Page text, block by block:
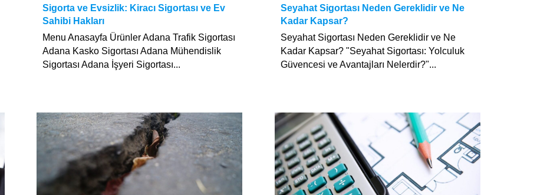
Sigorta ve Evsizlik: Kiracı Sigortası ve Ev
Sahibi Hakları
Menu Anasayfa Ürünler Adana Trafik Sigortası
Adana Kasko Sigortası Adana Mühendislik
Sigortası Adana İşyeri Sigortası...
Seyahat Sigortası Neden Gereklidir ve Ne
Kadar Kapsar?
Seyahat Sigortası Neden Gereklidir ve Ne
Kadar Kapsar? "Seyahat Sigortası: Yolculuk
Güvencesi ve Avantajları Nelerdir?"...